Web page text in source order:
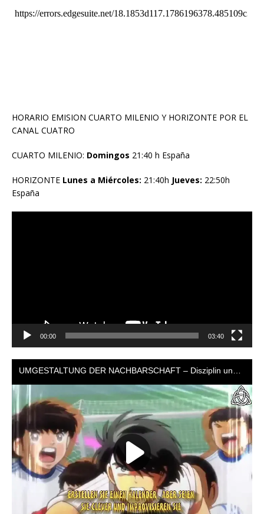
HORARIO EMISION CUARTO MILENIO Y HORIZONTE POR EL
CANAL CUATRO
CUARTO MILENIO: Domingos 21:40 h España
HORIZONTE Lunes a Miércoles: 21:40h Jueves: 22:50h
España
00:00 03:40